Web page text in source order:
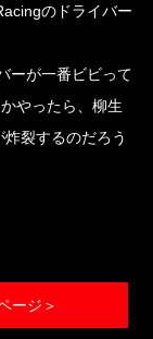
のドライバー
ーが一番ビビって
やったら、柳生
裂するのだろう
ージ＞